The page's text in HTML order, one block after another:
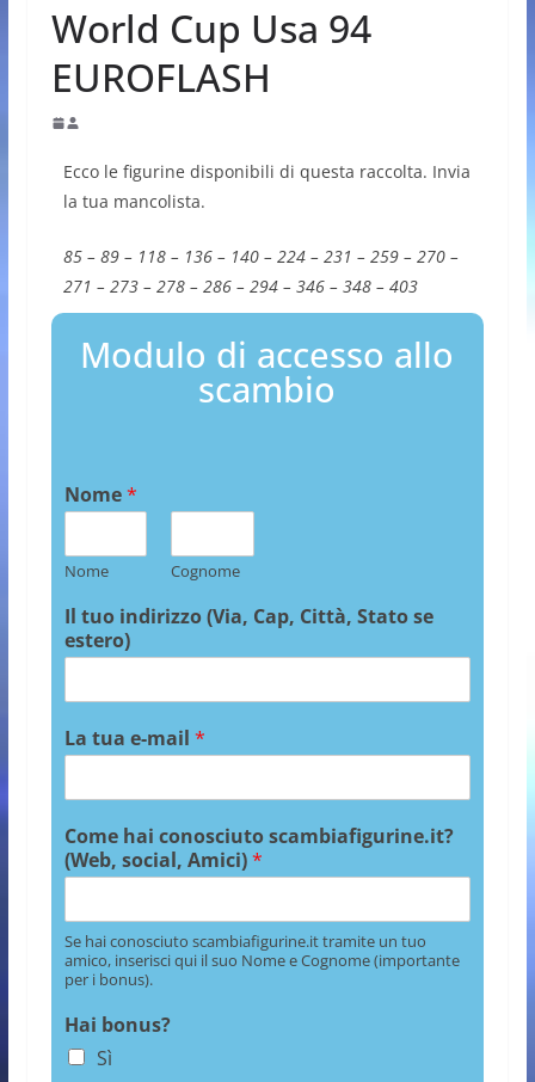
World Cup Usa 94
EUROFLASH
Ecco le figurine disponibili di questa raccolta. Invia
la tua mancolista.
85 – 89 – 118 – 136 – 140 – 224 – 231 – 259 – 270 –
271 – 273 – 278 – 286 – 294 – 346 – 348 – 403
Modulo di accesso allo
scambio
Nome*
Nome Cognome
Il tuo indirizzo (Via, Cap, Città, Stato se
estero)
La tua e-mail *
Come hai conosciuto scambiafigurine.it?
(Web, social, Amici)*
Se hai conosciuto scambiafigurine.it tramite un tuo
amico, inserisci qui il suo Nome e Cognome (importante
per i bonus).
Hai bonus?
Sì